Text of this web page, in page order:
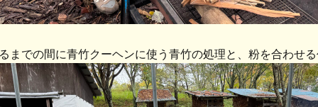
までの間に青竹クーヘンに使う青竹の処理と、粉を合わせ